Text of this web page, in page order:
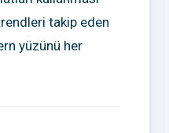
takip eden
yüzünü her